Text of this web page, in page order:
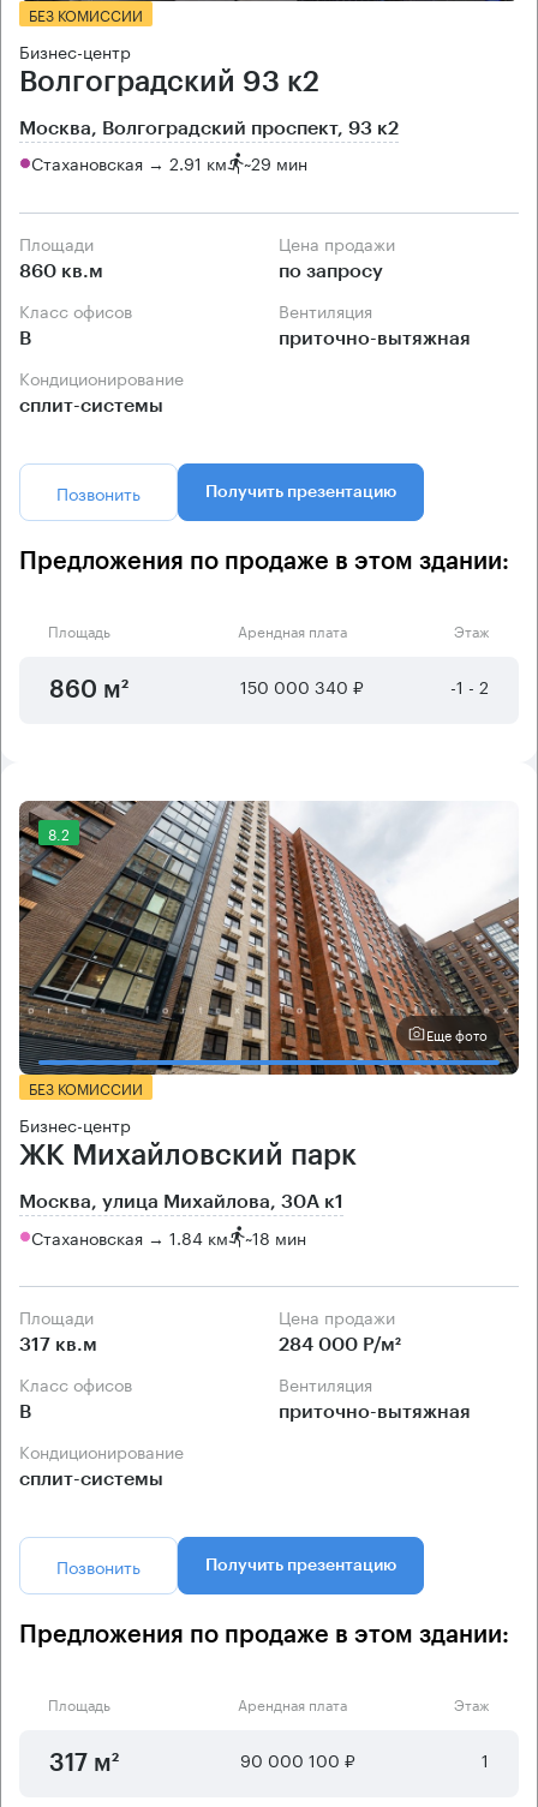
БЕЗ КОМИССИИ
Бизнес-центр
Волгоградский 93 к2
Москва, Волгоградский проспект, 93 к2
Стахановская → 2.91 км ~29 мин
Площади
860 кв.м
Цена продажи
по запросу
Класс офисов
B
Вентиляция
приточно-вытяжная
Кондиционирование
сплит-системы
Позвонить Получить презентацию
Предложения по продаже в этом здании:
Площадь Арендная плата Этаж
860 м² 150 000 340 ₽ -1 - 2
8.2
Еще фото
БЕЗ КОМИССИИ
Бизнес-центр
ЖК Михайловский парк
Москва, улица Михайлова, 30А к1
Стахановская → 1.84 км ~18 мин
Площади
317 кв.м
Цена продажи
284 000 Р/м²
Класс офисов
B
Вентиляция
приточно-вытяжная
Кондиционирование
сплит-системы
Позвонить Получить презентацию
Предложения по продаже в этом здании:
Площадь Арендная плата Этаж
317 м² 90 000 100 ₽ 1